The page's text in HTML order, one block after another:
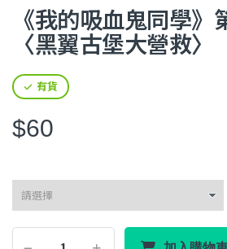
《我的吸血鬼同學》
〈黑翼古堡大營救〉
有貨
$60